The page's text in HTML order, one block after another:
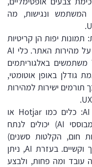
המשתמש ונגישות, מה
תמונות יפות הן קריטיות
לעיצוב, אך הן גם עשויות להכביד על מהירות האתר. כלי AI
משתמשים באלגוריתמים
גודלן באופן אוטומטי,
תורמים ישירות למהירות
Hotjar או
(המציעים פיצ'רים מבוססי AI) יכולים לנתח
חום, הקלטות סשנים)
ולזהות דפוסי גלישה, נקודות חיכוך וקשיים. בעזרת AI, ניתן
עובד ומה פחות, ולבצע